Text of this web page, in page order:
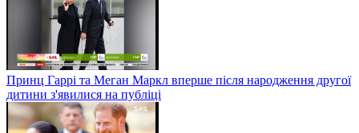
Принц Гаррі та Меган Маркл вперше після народження другої
дитини з'явилися на публіці